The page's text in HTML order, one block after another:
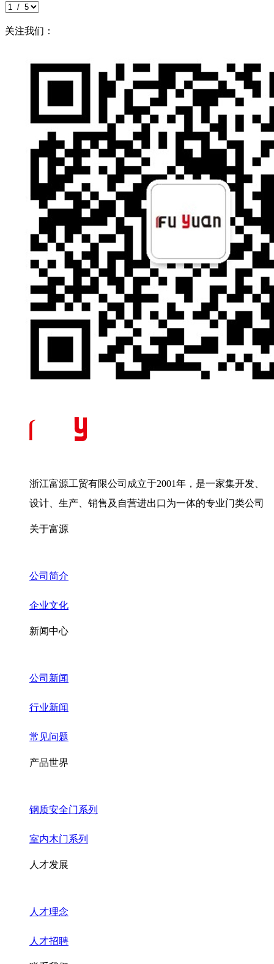
关注我们：
浙江富源工贸有限公司成立于2001年，是一家集开发、
设计、生产、销售及自营进出口为一体的专业门类公司
关于富源
公司简介
企业文化
新闻中心
公司新闻
行业新闻
常见问题
产品世界
钢质安全门系列
室内木门系列
人才发展
人才理念
人才招聘